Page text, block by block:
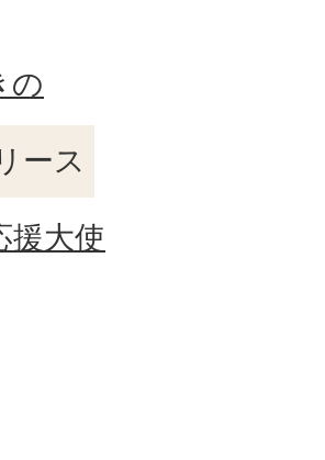
の
ース
援大使